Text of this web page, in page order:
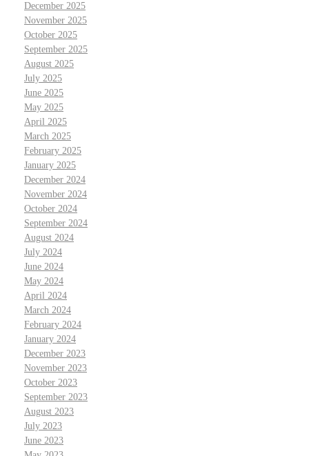
December 2025
November 2025
October 2025
September 2025
August 2025
July 2025
June 2025
May 2025
April 2025
March 2025
February 2025
January 2025
December 2024
November 2024
October 2024
September 2024
August 2024
July 2024
June 2024
May 2024
April 2024
March 2024
February 2024
January 2024
December 2023
November 2023
October 2023
September 2023
August 2023
July 2023
June 2023